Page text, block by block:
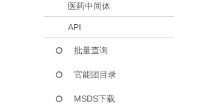
医药中间体
API
批量查询
官能团目录
MSDS下载